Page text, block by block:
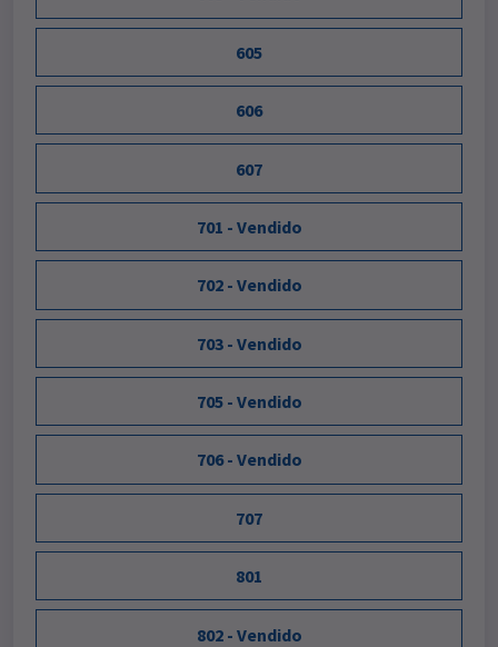
605
606
607
701 - Vendido
702 - Vendido
703 - Vendido
705 - Vendido
706 - Vendido
707
801
802 - Vendido